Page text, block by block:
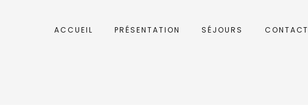
ACCUEIL PRÉSENTATION SÉJOURS CONTACT